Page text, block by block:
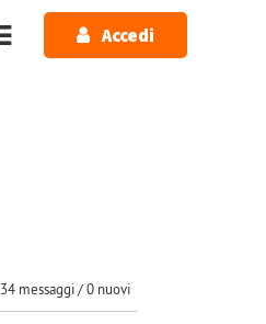
Accedi
34 messaggi / 0 nuovi